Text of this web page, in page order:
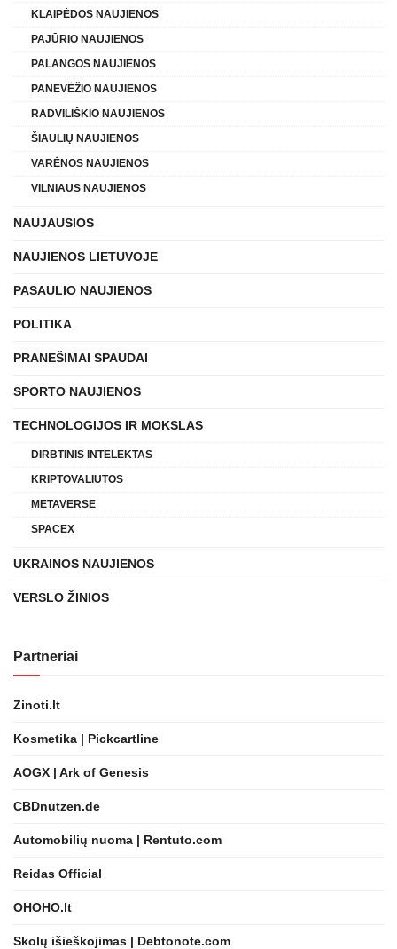
KLAIPĖDOS NAUJIENOS
PAJŪRIO NAUJIENOS
PALANGOS NAUJIENOS
PANEVĖŽIO NAUJIENOS
RADVILIŠKIO NAUJIENOS
ŠIAULIŲ NAUJIENOS
VARĖNOS NAUJIENOS
VILNIAUS NAUJIENOS
NAUJAUSIOS
NAUJIENOS LIETUVOJE
PASAULIO NAUJIENOS
POLITIKA
PRANEŠIMAI SPAUDAI
SPORTO NAUJIENOS
TECHNOLOGIJOS IR MOKSLAS
DIRBTINIS INTELEKTAS
KRIPTOVALIUTOS
METAVERSE
SPACEX
UKRAINOS NAUJIENOS
VERSLO ŽINIOS
Partneriai
Zinoti.lt
Kosmetika | Pickcartline
AOGX | Ark of Genesis
CBDnutzen.de
Automobilių nuoma | Rentuto.com
Reidas Official
OHOHO.lt
Skolų išieškojimas | Debtonote.com